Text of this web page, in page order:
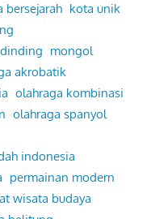
bersejarah kota unik
mongol
akrobatik
olahraga kombinasi
olahraga spanyol
indonesia
permainan modern
wisata budaya